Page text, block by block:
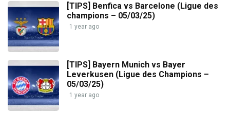
[TIPS] Benfica vs Barcelone (Ligue des
champions – 05/03/25)
1 year ago
[TIPS] Bayern Munich vs Bayer
Leverkusen (Ligue des Champions –
05/03/25)
1 year ago